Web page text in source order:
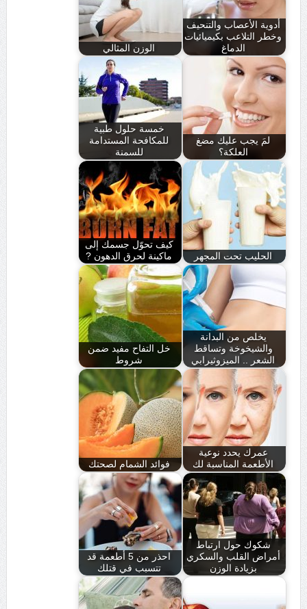
أدوية الأعصاب والتنحيف
وخطر التلاعب بكيميائيات
الدماغ
الوزن المثالي
لمَ يجب عليك مضغ
العلكة؟
خمسة حلول طبية
للمكافحة المستدامة
للسمنة
الحليب تحت المجهر
كيف تحوّل جسمك إلى
ماكينة لحرق الدهون ?
يخلص من البدانة
والشيخوخة وتساقط
الشعر .. الميزوثيرابي
خل التفاح مفيد ضمن
شروط
عمرك يحدد نوعية
الأطعمة المناسبة لك
فوائد الشمام لصحتك
شكوك حول ارتباط
أمراض القلب والسكري
بزيادة الوزن
احذر من 5 أطعمة قد
تتسبب في قتلك